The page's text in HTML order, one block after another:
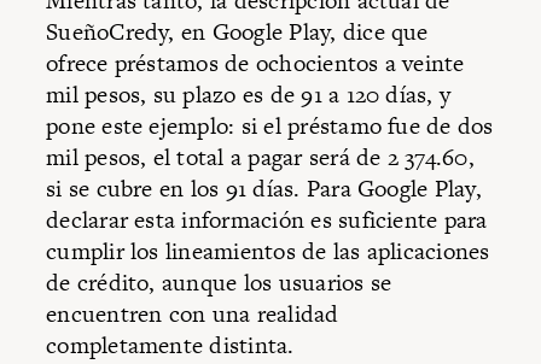
SueñoCredy, en Google Play, dice que
ofrece préstamos de ochocientos a veinte
mil pesos, su plazo es de 91 a 120 días, y
pone este ejemplo: si el préstamo fue de dos
mil pesos, el total a pagar será de 2 374.60,
si se cubre en los 91 días. Para Google Play,
declarar esta información es suficiente para
cumplir los lineamientos de las aplicaciones
de crédito, aunque los usuarios se
encuentren con una realidad
completamente distinta.